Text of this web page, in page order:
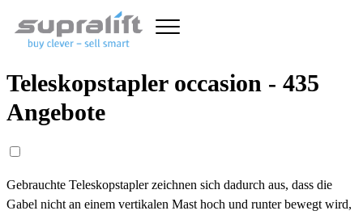
Teleskopstapler occasion - 435
Angebote
Gebrauchte Teleskopstapler zeichnen sich dadurch aus, dass die
Gabel nicht an einem vertikalen Mast hoch und runter bewegt wird,